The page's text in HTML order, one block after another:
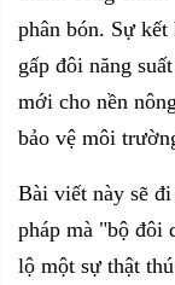
phân bón. Sự
gấp đôi năng
mới cho nền
bảo vệ môi
Bài viết này sẽ
pháp mà "bộ đôi
lộ một sự thật